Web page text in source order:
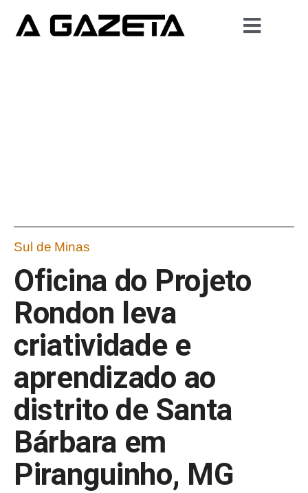
Sul de Minas
Oficina do Projeto
Rondon leva
criatividade e
aprendizado ao
distrito de Santa
Bárbara em
Piranguinho, MG